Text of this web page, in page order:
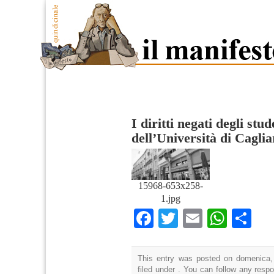
I diritti negati degli
dell’Università di
15968-653x258-
1.jpg
Facebook
Twitter
Email
This entry was posted on
filed under . You can follow any